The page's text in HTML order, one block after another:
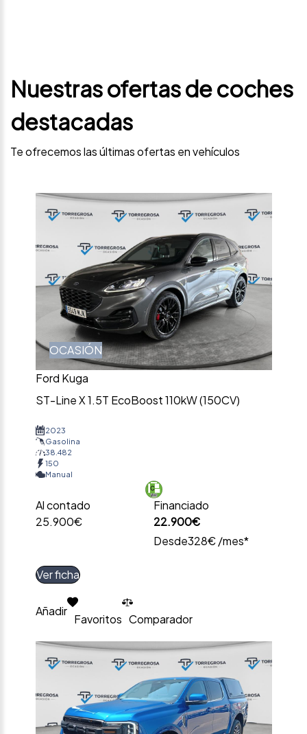
Nuestras ofertas de coches
destacadas
Te ofrecemos las últimas ofertas en vehículos
OCASIÓN
Ford Kuga
ST-Line X 1.5T EcoBoost 110kW (150CV)
2023
Gasolina
38.482
150
Manual
Al contado
25.900€
Financiado
22.900€
Desde328€ /mes*
Ver ficha
Añadir
Favoritos Comparador